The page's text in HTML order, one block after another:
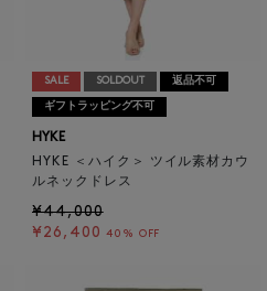
SALE SOLDOUT 返品不可
ギフトラッピング不可
HYKE
HYKE ＜ハイク＞ ツイル素材カウ
ルネックドレス
¥44,000
¥26,400 40% OFF